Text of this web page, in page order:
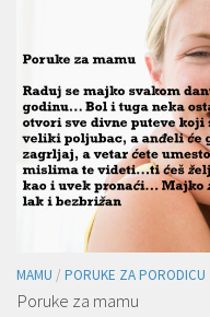
MAMU / PORUKE ZA PORODICU
Poruke za mamu